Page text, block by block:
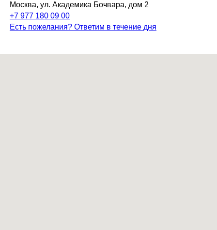
Москва, ул. Академика Бочвара, дом 2
+7 977 180 09 00
Есть пожелания? Ответим в течение дня